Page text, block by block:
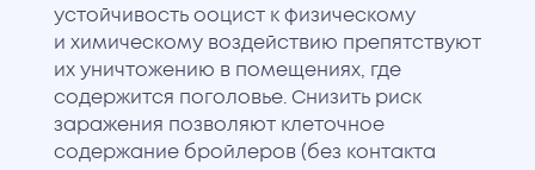
устойчивость ооцист к физическому
и химическому воздействию препятствуют
их уничтожению в помещениях, где
содержится поголовье. Снизить риск
заражения позволяют клеточное
содержание бройлеров (без контакта